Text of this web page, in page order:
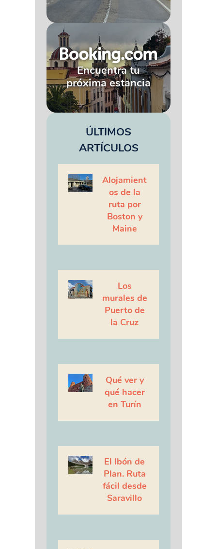
Encuentra tu
próxima estancia
ÚLTIMOS
ARTÍCULOS
Alojamient
os de la
ruta por
Boston y
Maine
Los
murales de
Puerto de
la Cruz
Qué ver y
qué hacer
en Turín
El Ibón de
Plan. Ruta
fácil desde
Saravillo